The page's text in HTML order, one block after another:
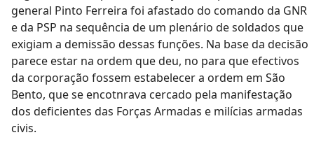
general Pinto Ferreira foi afastado do comando da GNR
e da PSP na sequência de um plenário de soldados que
exigiam a demissão dessas funções. Na base da decisão
parece estar na ordem que deu, no para que efectivos
da corporação fossem estabelecer a ordem em São
Bento, que se encotnrava cercado pela manifestação
dos deficientes das Forças Armadas e milícias armadas
civis.